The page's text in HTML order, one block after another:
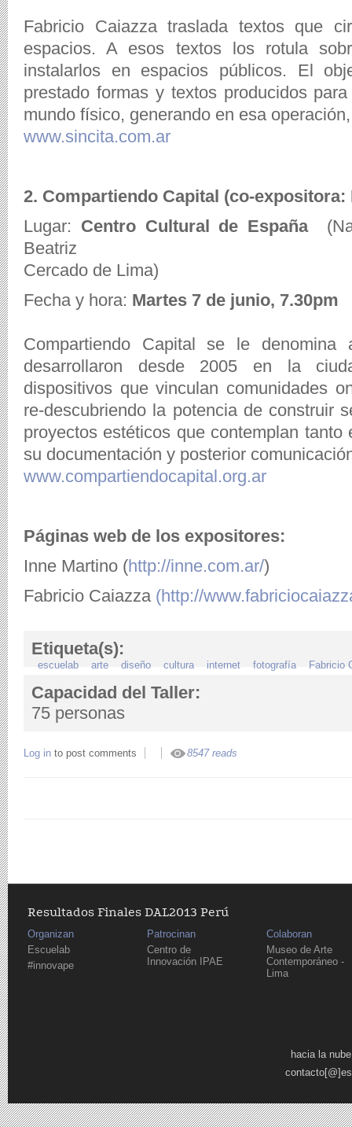
Fabricio Caiazza traslada textos que
espacios. A esos textos los rotula
instalarlos en espacios públicos. El
prestado formas y textos producidos
mundo físico, generando en esa
www.sincita.com.ar
2. Compartiendo Capital (co-expositora:
Lugar: Centro Cultural de España
Beatriz
Cercado de Lima)
Fecha y hora: Martes 7 de junio, 7.30pm
Compartiendo Capital se le
desarrollaron desde 2005 en la
dispositivos que vinculan comunidades
re-descubriendo la potencia de construir
proyectos estéticos que contemplan
su documentación y posterior
www.compartiendocapital.org.ar
Páginas web de los expositores:
Inne Martino (http://inne.com.ar/)
Fabricio Caiazza (http://
Etiqueta(s):
escuelab arte diseño cultura internet fotografía Fabricio
Capacidad del Taller:
75 personas
Log in to post comments 8547 reads
Resultados Finales DAL2013 Perú
Organizan
Escuelab
#innovape
Patrocinan
Centro de
Innovación IPAE
Colaboran
Museo de Arte
Contemporáneo -
Lima
hacia la